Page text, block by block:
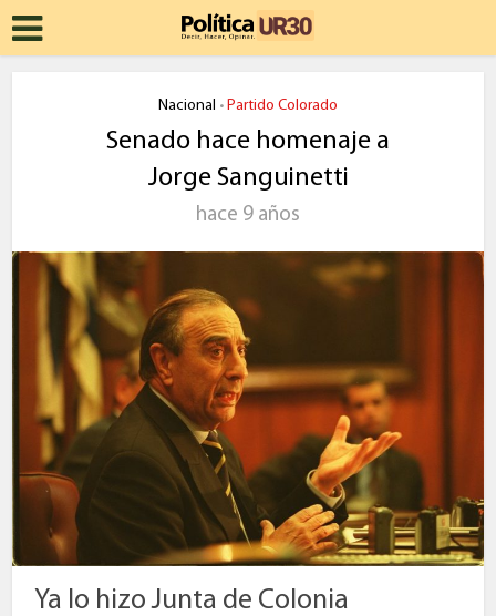
Nacional • Partido Colorado
Senado hace homenaje a
Jorge Sanguinetti
hace 9 años
Ya lo hizo Junta de Colonia